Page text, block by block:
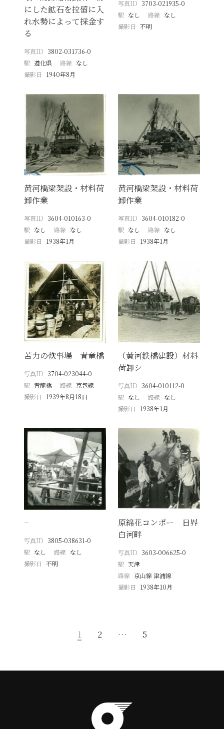
にした鉱石を拉留に入
れ水勢によって採金す
る
写真ID 3802-031736-0
駅 遵化県 路線 なし
撮影日
1940年8月
写真ID 3703-021935-0
駅 なし 路線 なし
撮影日 不明
黄河橋梁架設・材料荷
卸作業
写真ID 3604-010163-0
駅 なし 路線 なし
撮影日
1938年1月
黄河橋梁架設・材料荷
卸作業
写真ID 3604-010182-0
駅 なし 路線 なし
撮影日
1938年1月
苦力の炊事場 青竜橋
写真ID 3704-023044-0
駅 青龍橋 路線 京包線
撮影日
1939年8月18日
（黄河鉄橋建設）材料
荷卸シ
写真ID 3604-010112-0
駅 なし 路線 なし
撮影日
1938年1月
−
写真ID 3805-038631-0
駅 なし 路線 なし
撮影日
不明
原綿花コンポー 日界
白河畔
写真ID 3603-006625-0
駅 天津
路線 京山線 津浦線
撮影日
1938年10月
1 2 … 5